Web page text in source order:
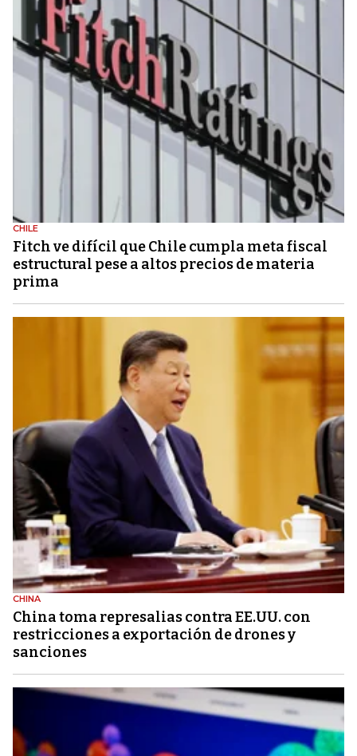
CHILE
Fitch ve difícil que Chile cumpla meta fiscal
estructural pese a altos precios de materia
prima
CHINA
China toma represalias contra EE.UU. con
restricciones a exportación de drones y
sanciones